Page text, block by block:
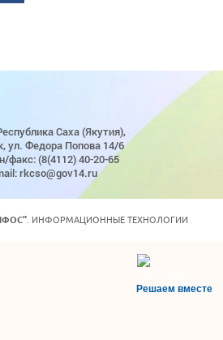
Саха (Якутия),
ул. Федора Попова 14/6
факс: (8(4112) 40-20-65
rkcso@gov14.ru
. ИНФОРМАЦИОННЫЕ ТЕХНОЛОГИИ
Решаем вместе